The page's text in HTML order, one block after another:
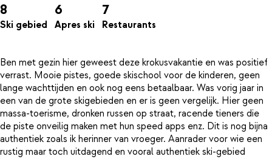
8
Ski gebied
6
Apres ski
7
Restaurants
Ben met gezin hier geweest deze krokusvakantie en was positief
verrast. Mooie pistes, goede skischool voor de kinderen, geen
lange wachttijden en ook nog eens betaalbaar. Was vorig jaar in
een van de grote skigebieden en er is geen vergelijk. Hier geen
massa-toerisme, dronken russen op straat, racende tieners die
de piste onveilig maken met hun speed apps enz. Dit is nog bijna
authentiek zoals ik herinner van vroeger. Aanrader voor wie een
rustig maar toch uitdagend en vooral authentiek ski-gebied